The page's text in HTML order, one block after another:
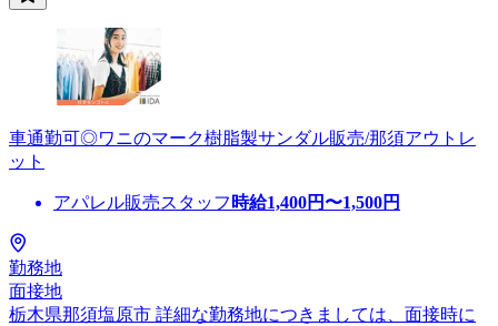
車通勤可◎ワニのマーク樹脂製サンダル販売/那須アウトレ
ット
アパレル販売スタッフ 時給1,400円〜1,500円
勤務地
面接地
栃木県那須塩原市 詳細な勤務地につきましては、面接時に